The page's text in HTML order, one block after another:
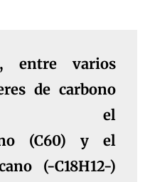
entre varios
de carbono
el
(C60) y el
(-C18H12-)